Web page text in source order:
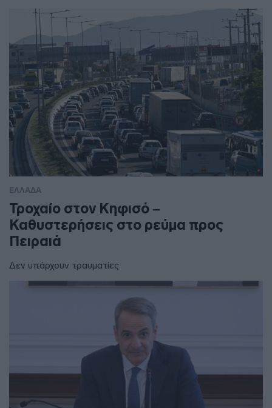
ΕΛΛΑΔΑ
Τροχαίο στον Κηφισό –
Καθυστερήσεις στο ρεύμα προς
Πειραιά
Δεν υπάρχουν τραυματίες